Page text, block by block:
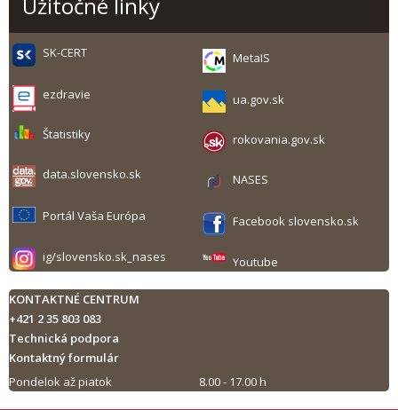
SK-CERT MetaIS
ezdravie ua.gov.sk
Štatistiky rokovania.gov.sk
data.slovensko.sk NASES
Portál Vaša Európa Facebook slovensko.sk
ig/slovensko.sk_nases Youtube
KONTAKTNÉ CENTRUM
+421 2 35 803 083
Technická podpora
Kontaktný formulár
Pondelok až piatok
8.00 - 17.00 h
Tlač obsahu